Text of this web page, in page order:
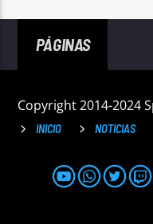
PÁGINAS
Copyright 2014-2024
INICIO NOTICIAS